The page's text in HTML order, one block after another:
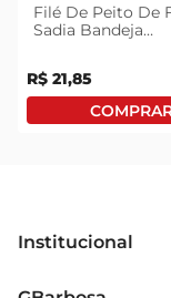
Filé De Peito De
Sadia Bandeja
R$ 21,85
Institucional